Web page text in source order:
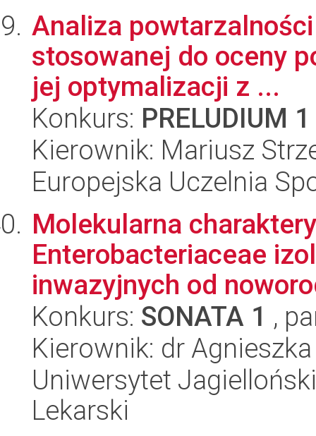
Analiza
stosowanej do oceny
jej optymalizacji z ...
Konkurs: PRELUDIUM 1
Kierownik: Mariusz
Europejska Uczelnia
Molekularna
Enterobacteriaceae
inwazyjnych od
Konkurs: SONATA 1 ,
Kierownik: dr
Uniwersytet
Lekarski